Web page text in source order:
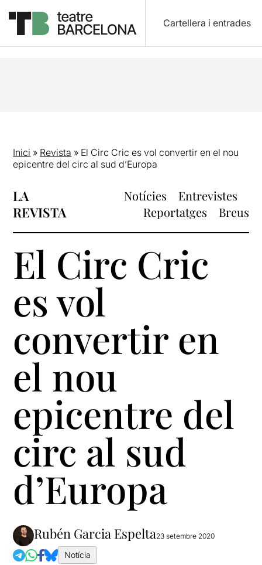
Cartellera i entrades
Inici » Revista » El Circ Cric es vol convertir en el nou
epicentre del circ al sud d’Europa
LA
REVISTA
Notícies
Entrevistes
Reportatges
Breus
El Circ Cric
es vol
convertir en
el nou
epicentre del
circ al sud
d’Europa
Rubén Garcia Espelta23 setembre 2020
Notícia